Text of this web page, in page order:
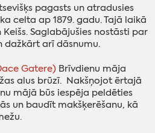
pagasts un atradusies
celta ap 1879. gadu. Tajā laikā
Saglabājušies nostāsti par
dažkārt arī dāsnumu.
Gatere)Brīvdienu māja
alus brūzī. Nakšņojot ērtajā
mājā būs iespēja peldēties
un baudīt makšķerēšanu, kā